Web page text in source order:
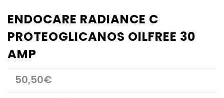
ENDOCARE RADIANCE C
PROTEOGLICANOS OILFREE 30
AMP
50,50€